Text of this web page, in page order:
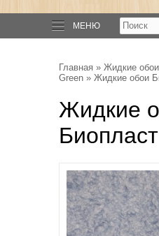
МЕНЮ
Главная » Жидкие
Green » Жидкие обои
Жидкие